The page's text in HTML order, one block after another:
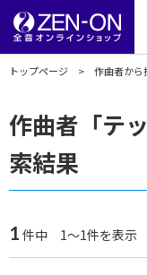
トップページ 作曲者から
作曲者「テ
索結果
1 件中 1～1件を表示